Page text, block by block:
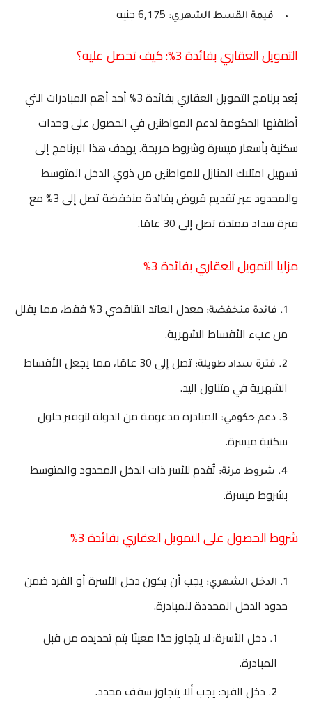
قيمة القسط الشهري:
التمويل العقاري بفائدة 3%: كيف تحصل عليه؟
يُعد برنامج التمويل العقاري بفائدة 3% أحد أهم المبادرات التي
أطلقتها الحكومة لدعم المواطنين في الحصول على وحدات
سكنية بأسعار ميسرة وشروط مريحة. يهدف هذا البرنامج إلى
تسهيل امتلاك المنازل للمواطنين من ذوي الدخل المتوسط
والمحدود عبر تقديم قروض بفائدة منخفضة تصل إلى 3% مع
فترة سداد ممتدة تصل إلى 30 عامًا.
مزايا التمويل العقاري بفائدة 3%
فائدة منخفضة:
معدل العائد التناقصي 3% فقط، مما يقلل
من عبء الأقساط الشهرية.
فترة سداد طويلة:
تصل إلى 30 عامًا، مما يجعل الأقساط
الشهرية في متناول اليد.
دعم حكومي: المبادرة مدعومة من الدولة لتوفير حلول
سكنية ميسرة.
شروط مرنة: تُقدم للأسر ذات الدخل المحدود والمتوسط
بشروط ميسرة.
شروط الحصول على التمويل العقاري بفائدة 3%
الدخل الشهري: يجب أن يكون دخل الأسرة أو الفرد ضمن
حدود الدخل المحددة للمبادرة.
دخل الأسرة: لا يتجاوز حدًا معينًا يتم تحديده من قبل
المبادرة.
دخل الفرد: يجب ألا يتجاوز سقف محدد.